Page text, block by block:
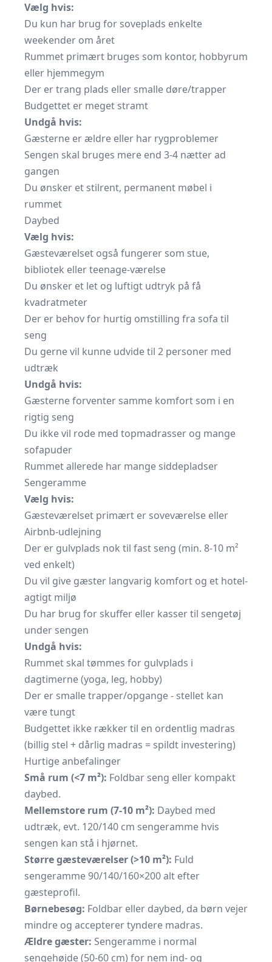
Vælg hvis:
Du kun har brug for soveplads enkelte
weekender om året
Rummet primært bruges som kontor, hobbyrum
eller hjemmegym
Der er trang plads eller smalle døre/trapper
Budgettet er meget stramt
Undgå hvis:
Gæsterne er ældre eller har rygproblemer
Sengen skal bruges mere end 3-4 nætter ad
gangen
Du ønsker et stilrent, permanent møbel i
rummet
Daybed
Vælg hvis:
Gæsteværelset også fungerer som stue,
bibliotek eller teenage-værelse
Du ønsker et let og luftigt udtryk på få
kvadratmeter
Der er behov for hurtig omstilling fra sofa til
seng
Du gerne vil kunne udvide til 2 personer med
udtræk
Undgå hvis:
Gæsterne forventer samme komfort som i en
rigtig seng
Du ikke vil rode med topmadrasser og mange
sofapuder
Rummet allerede har mange siddepladser
Sengeramme
Vælg hvis:
Gæsteværelset primært er soveværelse eller
Airbnb-udlejning
Der er gulvplads nok til fast seng (min. 8-10 m²
ved enkelt)
Du vil give gæster langvarig komfort og et hotel-
agtigt miljø
Du har brug for skuffer eller kasser til sengetøj
under sengen
Undgå hvis:
Rummet skal tømmes for gulvplads i
dagtimerne (yoga, leg, hobby)
Der er smalle trapper/opgange - stellet kan
være tungt
Budgettet ikke rækker til en ordentlig madras
(billig stel + dårlig madras = spildt investering)
Hurtige anbefalinger
Små rum (<7 m²): Foldbar seng eller kompakt
daybed.
Mellemstore rum (7-10 m²): Daybed med
udtræk, evt. 120/140 cm sengeramme hvis
sengen kan stå i hjørnet.
Større gæsteværelser (>10 m²): Fuld
sengeramme 90/140/160×200 alt efter
gæsteprofil.
Børnebesøg: Foldbar eller daybed, da børn vejer
mindre og accepterer tyndere madras.
Ældre gæster: Sengeramme i normal
sengehøjde (50-60 cm) for nem ind- og